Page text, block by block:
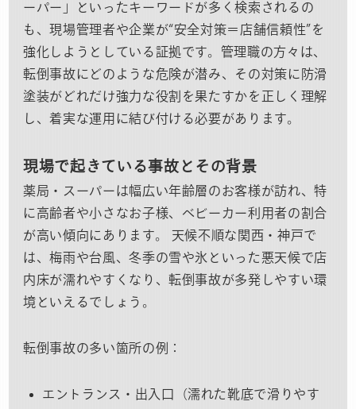
ーパー」といったキーワードが多く検索されるの
も、現場管理者や企業が“安全対策＝店舗信頼性”を
強化しようとしている証拠です。管理職の方々は、
転倒事故にどのような危険が潜み、その対策に防滑
塗装がどれだけ強力な役割を果たすかを正しく理解
し、着実な運用に結び付ける必要があります。
現場で起きている事故とその背景
薬局・スーパーは幅広い年齢層のお客様が訪れ、特
に高齢者や小さなお子様、ベビーカー利用者の割合
が高い傾向にあります。 天候不順な関西・神戸で
は、梅雨や台風、冬季の雪や氷といった悪天候で店
内床が濡れやすくなり、転倒事故が多発しやすい環
境といえるでしょう。
転倒事故の多い箇所の例：
エントランス・出入口（濡れた靴底で滑りやす